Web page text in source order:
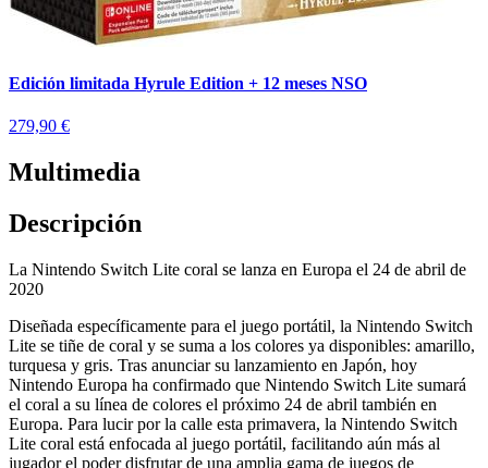
Edición limitada Hyrule Edition + 12 meses NSO
279,90 €
Multimedia
Descripción
La Nintendo Switch Lite coral se lanza en Europa el 24 de abril de
2020
Diseñada específicamente para el juego portátil, la Nintendo Switch
Lite se tiñe de coral y se suma a los colores ya disponibles: amarillo,
turquesa y gris. Tras anunciar su lanzamiento en Japón, hoy
Nintendo Europa ha confirmado que Nintendo Switch Lite sumará
el coral a su línea de colores el próximo 24 de abril también en
Europa. Para lucir por la calle esta primavera, la Nintendo Switch
Lite coral está enfocada al juego portátil, facilitando aún más al
jugador el poder disfrutar de una amplia gama de juegos de